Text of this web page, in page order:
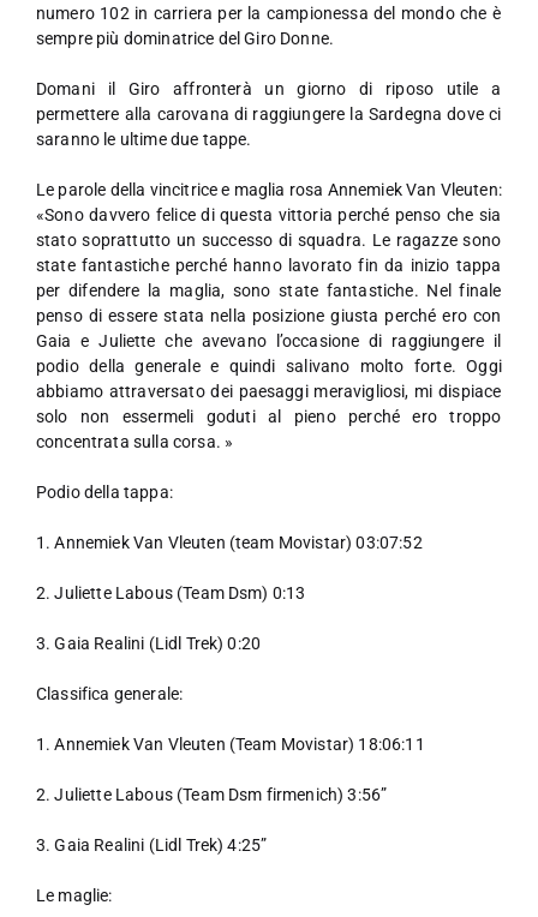
numero 102 in carriera per la campionessa del mondo che è
sempre più dominatrice del Giro Donne.
Domani il Giro affronterà un giorno di riposo utile a
permettere alla carovana di raggiungere la Sardegna dove ci
saranno le ultime due tappe.
Le parole della vincitrice e maglia rosa Annemiek Van Vleuten:
«Sono davvero felice di questa vittoria perché penso che sia
stato soprattutto un successo di squadra. Le ragazze sono
state fantastiche perché hanno lavorato fin da inizio tappa
per difendere la maglia, sono state fantastiche. Nel finale
penso di essere stata nella posizione giusta perché ero con
Gaia e Juliette che avevano l’occasione di raggiungere il
podio della generale e quindi salivano molto forte. Oggi
abbiamo attraversato dei paesaggi meravigliosi, mi dispiace
solo non essermeli goduti al pieno perché ero troppo
concentrata sulla corsa. »
Podio della tappa:
1. Annemiek Van Vleuten (team Movistar) 03:07:52
2. Juliette Labous (Team Dsm) 0:13
3. Gaia Realini (Lidl Trek) 0:20
Classifica generale:
1. Annemiek Van Vleuten (Team Movistar) 18:06:11
2. Juliette Labous (Team Dsm firmenich) 3:56”
3. Gaia Realini (Lidl Trek) 4:25”
Le maglie: